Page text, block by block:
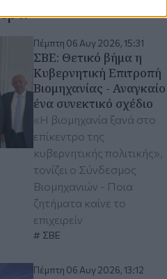
Πέμπτη 06 Αυγ 2026, 15:31
ΣΒΕ: Θετικό βήμα η
Κυβερνητική Επιτροπή
Βιομηχανίας - Αναγκαίο
ένα συνεκτικό σχέδιο
«Η βιομηχανία ξανά στο
επίκεντρο της
κυβερνητικής πολιτικής»,
τονίζει ο Σύνδεσμος
Βιομηχανιών - Ποια
ζητήματα καίνε το
επιχειρείν
ΣΒΕ
Πέμπτη 06 Αυγ 2026, 13:12